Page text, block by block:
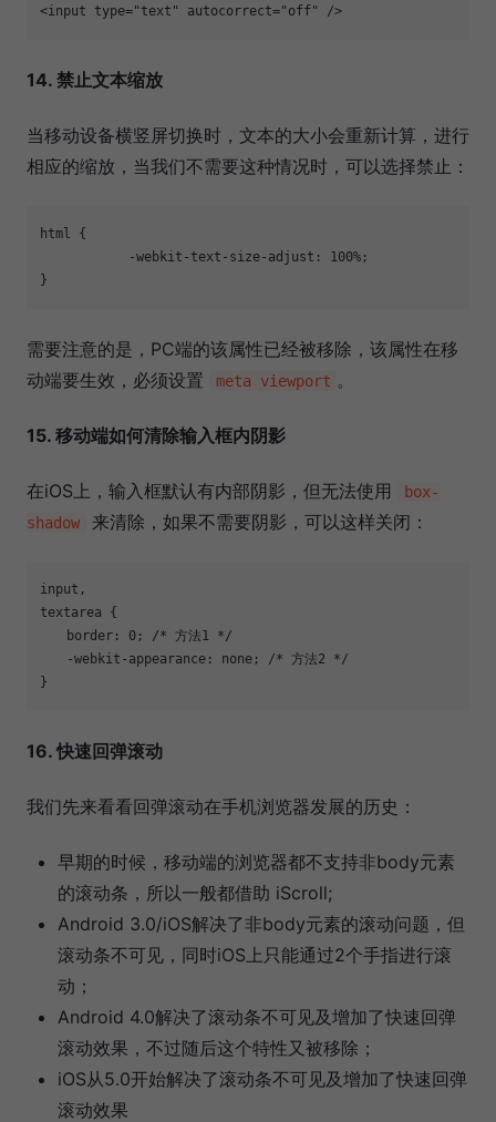
<input type="text" autocorrect="off" />
14. 禁止文本缩放
当移动设备横竖屏切换时，文本的大小会重新计算，进行
相应的缩放，当我们不需要这种情况时，可以选择禁止：
html {
-webkit-text-size-adjust: 100%;
}
需要注意的是，PC端的该属性已经被移除，该属性在移
动端要生效，必须设置
meta viewport 。
15. 移动端如何清除输入框内阴影
在iOS上，输入框默认有内部阴影，但无法使用
box-
shadow
来清除，如果不需要阴影，可以这样关闭：
input,
textarea {
border: 0; /* 方法1 */
-webkit-appearance: none; /* 方法2 */
}
16. 快速回弹滚动
我们先来看看回弹滚动在手机浏览器发展的历史：
早期的时候，移动端的浏览器都不支持非body元素
的滚动条，所以一般都借助 iScroll;
Android 3.0/iOS解决了非body元素的滚动问题，但
滚动条不可见，同时iOS上只能通过2个手指进行滚
动；
Android 4.0解决了滚动条不可见及增加了快速回弹
滚动效果，不过随后这个特性又被移除；
iOS从5.0开始解决了滚动条不可见及增加了快速回弹
滚动效果